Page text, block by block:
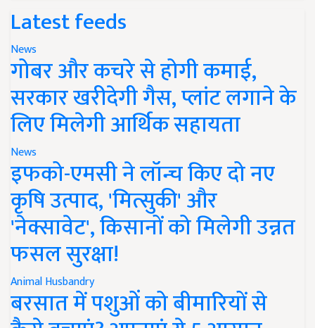
Latest feeds
News
गोबर और कचरे से होगी कमाई,
सरकार खरीदेगी गैस, प्लांट लगाने के
लिए मिलेगी आर्थिक सहायता
News
इफको-एमसी ने लॉन्च किए दो नए
कृषि उत्पाद, 'मित्सुकी' और
'नेक्सावेट', किसानों को मिलेगी उन्नत
फसल सुरक्षा!
Animal Husbandry
बरसात में पशुओं को बीमारियों से